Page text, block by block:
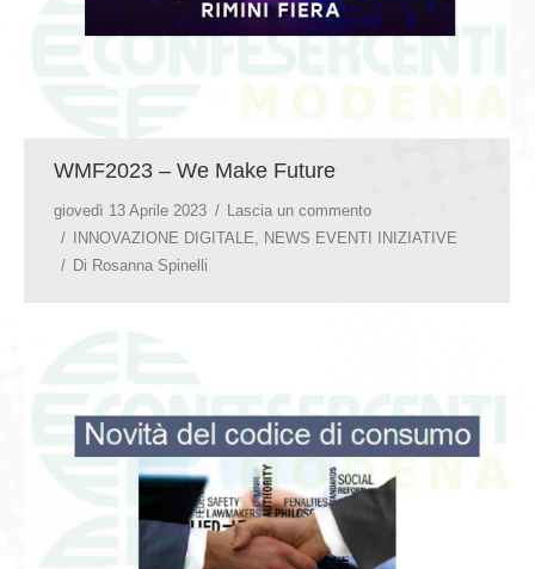
WMF2023 – We Make Future
giovedì 13 Aprile 2023
Lascia un commento
INNOVAZIONE DIGITALE, NEWS EVENTI INIZIATIVE
Di Rosanna Spinelli